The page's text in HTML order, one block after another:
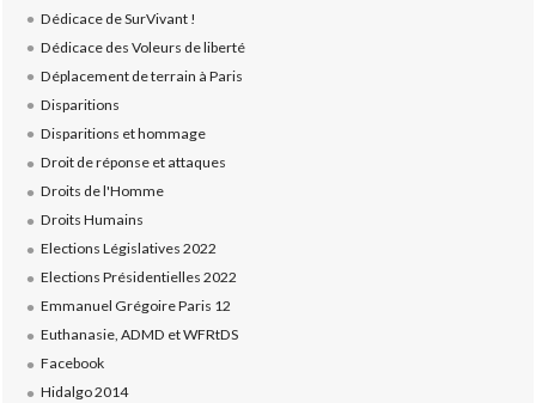
Dédicace de SurVivant !
Dédicace des Voleurs de liberté
Déplacement de terrain à Paris
Disparitions
Disparitions et hommage
Droit de réponse et attaques
Droits de l'Homme
Droits Humains
Elections Législatives 2022
Elections Présidentielles 2022
Emmanuel Grégoire Paris 12
Euthanasie, ADMD et WFRtDS
Facebook
Hidalgo 2014